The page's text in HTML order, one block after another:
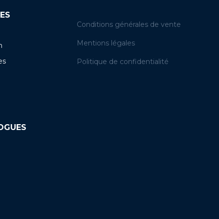
Conditions générales de vente
Mentions légales
Politique de confidentialité